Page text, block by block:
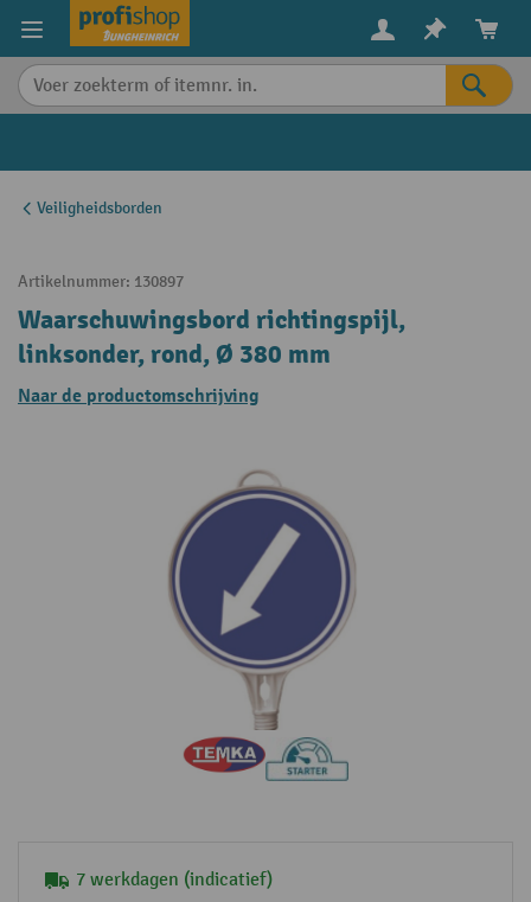
content
Veiligheidsborden
Artikelnummer: 130897
Waarschuwingsbord richtingspijl,
linksonder, rond, Ø 380 mm
Naar de productomschrijving
7 werkdagen (indicatief)